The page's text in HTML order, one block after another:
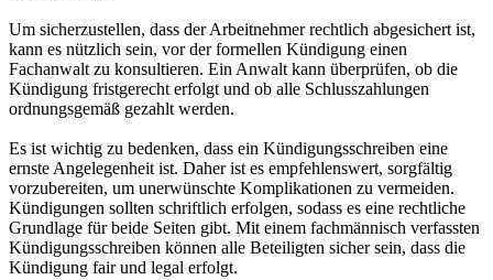
Um sicherzustellen, dass der Arbeitnehmer rechtlich abgesichert ist,
kann es nützlich sein, vor der formellen Kündigung einen
Fachanwalt zu konsultieren. Ein Anwalt kann überprüfen, ob die
Kündigung fristgerecht erfolgt und ob alle Schlusszahlungen
ordnungsgemäß gezahlt werden.
Es ist wichtig zu bedenken, dass ein Kündigungsschreiben eine
ernste Angelegenheit ist. Daher ist es empfehlenswert, sorgfältig
vorzubereiten, um unerwünschte Komplikationen zu vermeiden.
Kündigungen sollten schriftlich erfolgen, sodass es eine rechtliche
Grundlage für beide Seiten gibt. Mit einem fachmännisch verfassten
Kündigungsschreiben können alle Beteiligten sicher sein, dass die
Kündigung fair und legal erfolgt.